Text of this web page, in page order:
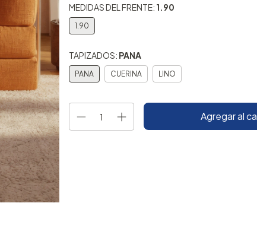
MEDIDAS DEL FRENTE: 1.90
1.90
TAPIZADOS: PANA
PANA CUERINA LINO